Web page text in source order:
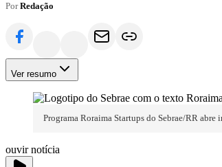
PorRedação
Ver resumo
Programa Roraima Startups do Sebrae/RR
ouvir notícia